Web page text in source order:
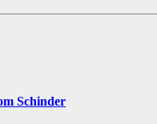
Schinder